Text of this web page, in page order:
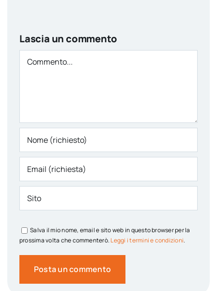
Lascia un commento
Comment
Salva il mio nome, email e sito web in questo browser per la
prossima volta che commenterò. Leggi i termini e condizioni.